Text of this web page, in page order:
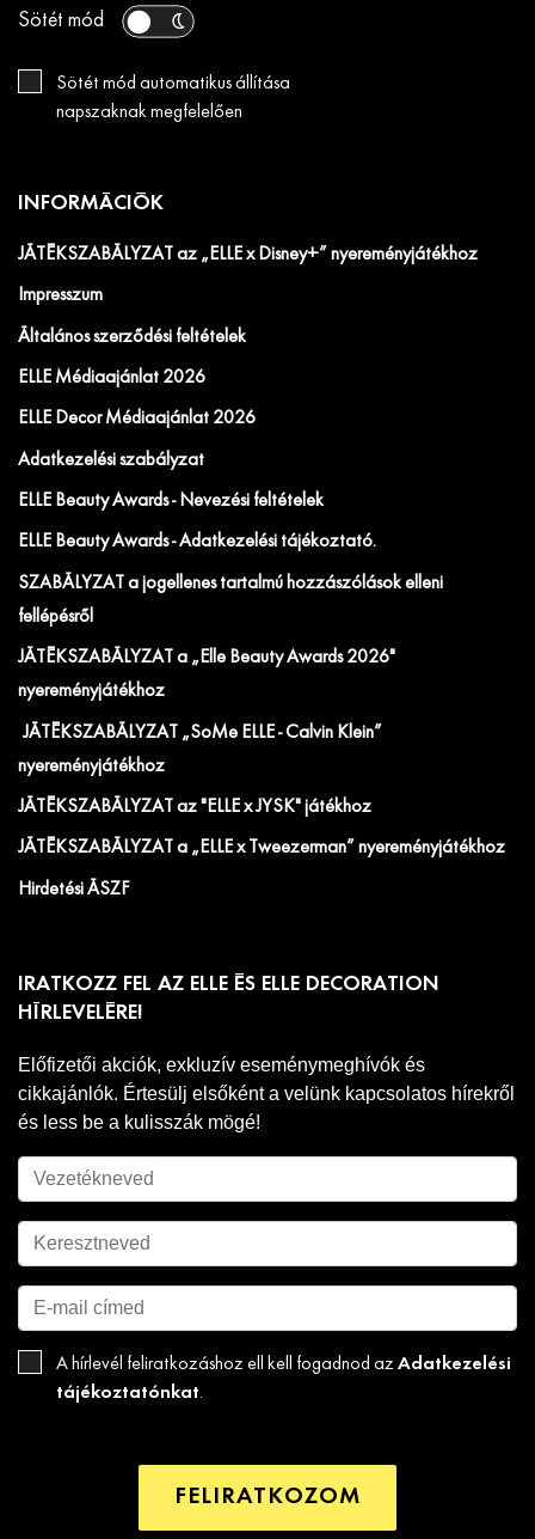
Sötét mód
Sötét mód automatikus állítása
napszaknak megfelelően
INFORMÁCIÓK
JÁTÉKSZABÁLYZAT az „ELLE x Disney+” nyereményjátékhoz
Impresszum
Általános szerződési feltételek
ELLE Médiaajánlat 2026
ELLE Decor Médiaajánlat 2026
Adatkezelési szabályzat
ELLE Beauty Awards - Nevezési feltételek
ELLE Beauty Awards - Adatkezelési tájékoztató.
SZABÁLYZAT a jogellenes tartalmú hozzászólások elleni
fellépésről
JÁTÉKSZABÁLYZAT a „Elle Beauty Awards 2026"
nyereményjátékhoz
JÁTÉKSZABÁLYZAT „SoMe ELLE - Calvin Klein”
nyereményjátékhoz
JÁTÉKSZABÁLYZAT az "ELLE x JYSK" játékhoz
JÁTÉKSZABÁLYZAT a „ELLE x Tweezerman” nyereményjátékhoz
Hirdetési ÁSZF
IRATKOZZ FEL AZ ELLE ÉS ELLE DECORATION
HÍRLEVELÉRE!
Előfizetői akciók, exkluzív eseménymeghívók és
cikkajánlók. Értesülj elsőként a velünk kapcsolatos hírekről
és less be a kulisszák mögé!
A hírlevél feliratkozáshoz ell kell fogadnod az Adatkezelési
tájékoztatónkat.
FELIRATKOZOM